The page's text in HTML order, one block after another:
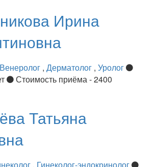
Ирина
Венеролог , Дерматолог , Уролог
Стоимость приёма - 2400
Татьяна
, Гинеколог-эндокринолог